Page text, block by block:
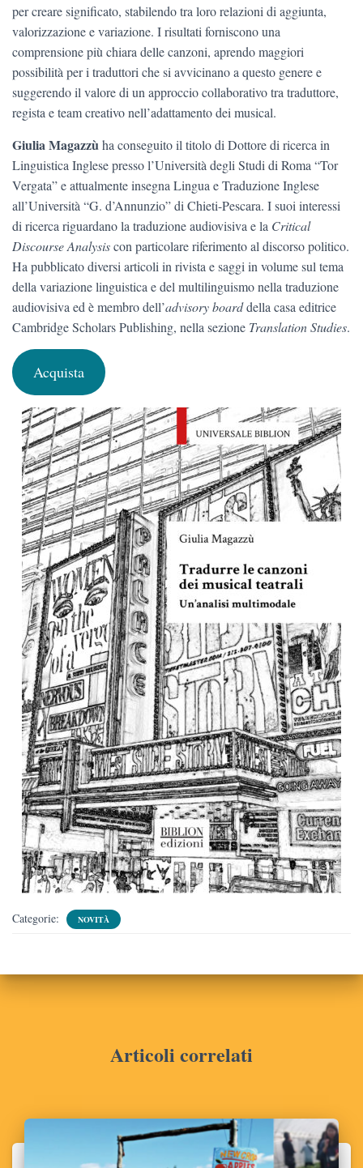
per creare significato, stabilendo tra loro relazioni di aggiunta,
valorizzazione e variazione. I risultati forniscono una
comprensione più chiara delle canzoni, aprendo maggiori
possibilità per i traduttori che si avvicinano a questo genere e
suggerendo il valore di un approccio collaborativo tra traduttore,
regista e team creativo nell’adattamento dei musical.
Giulia Magazzùha conseguito il titolo di Dottore di ricerca in
Linguistica Inglese presso l’Università degli Studi di Roma “Tor
Vergata” e attualmente insegna Lingua e Traduzione Inglese
all’Università “G. d’Annunzio” di Chieti-Pescara. I suoi interessi
di ricerca riguardano la traduzione audiovisiva e la Critical
Discourse Analysiscon particolare riferimento al discorso politico.
Ha pubblicato diversi articoli in rivista e saggi in volume sul tema
della variazione linguistica e del multilinguismo nella traduzione
audiovisiva ed è membro dell’advisory boarddella casa editrice
Cambridge Scholars Publishing, nella sezione Translation Studies.
Acquista
Categorie: NOVITÀ
Articoli correlati